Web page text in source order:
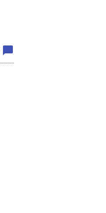
chat_bubble